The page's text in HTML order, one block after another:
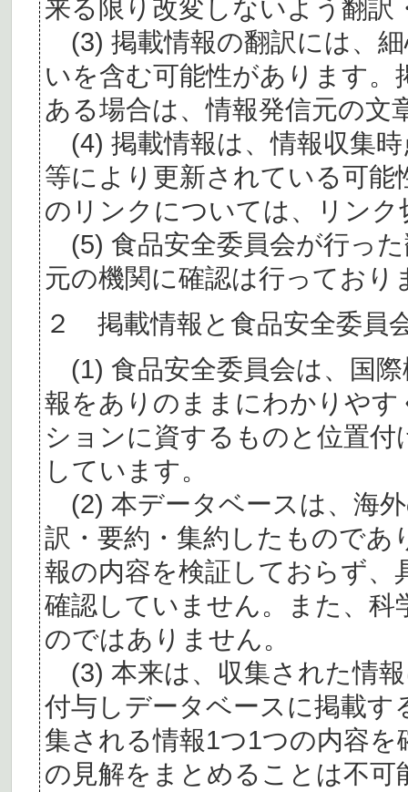
来る限り改変しないよう翻訳
(3) 掲載情報の翻訳には、
いを含む可能性があります。
ある場合は、情報発信元の文
(4) 掲載情報は、情報収集
等により更新されている可
のリンクについては、リン
(5) 食品安全委員会が行っ
元の機関に確認は行っており
２ 掲載情報と食品安全委員
(1) 食品安全委員会は、国
報をありのままにわかりや
ションに資するものと位置
しています。
(2) 本データベースは、海
訳・要約・集約したものであ
報の内容を検証しておらず、
確認していません。また、
のではありません。
(3) 本来は、収集された情
付与しデータベースに掲載
集される情報1つ1つの内容
の見解をまとめることは不